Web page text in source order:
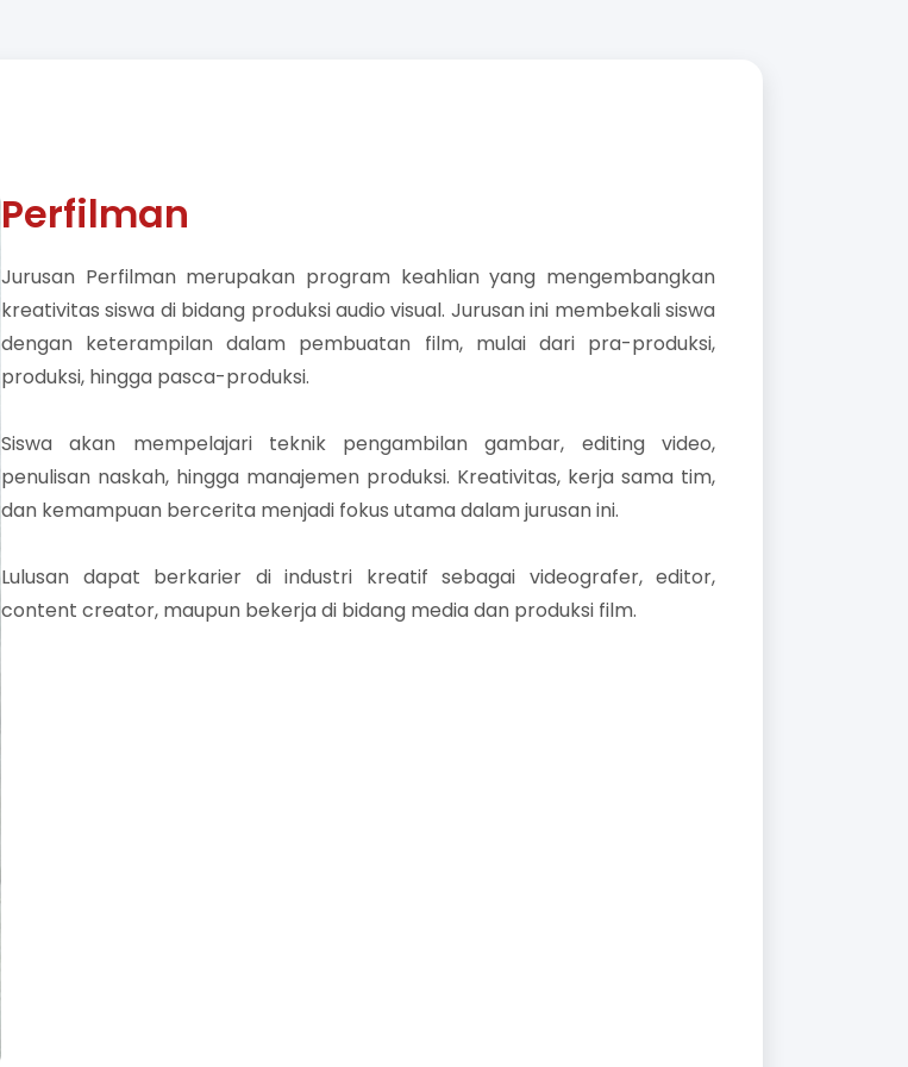
Perfilman
Jurusan Perfilman merupakan program keahlian yang mengembangkan
kreativitas siswa di bidang produksi audio visual. Jurusan ini membekali siswa
dengan keterampilan dalam pembuatan film, mulai dari pra-produksi,
produksi, hingga pasca-produksi.
Siswa akan mempelajari teknik pengambilan gambar, editing video,
penulisan naskah, hingga manajemen produksi. Kreativitas, kerja sama tim,
dan kemampuan bercerita menjadi fokus utama dalam jurusan ini.
Lulusan dapat berkarier di industri kreatif sebagai videografer, editor,
content creator, maupun bekerja di bidang media dan produksi film.